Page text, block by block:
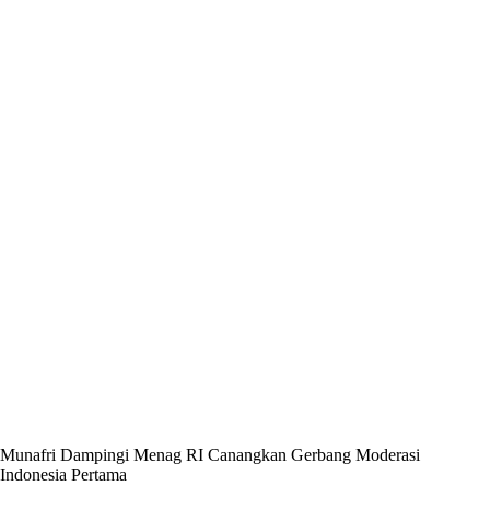
Munafri Dampingi Menag RI Canangkan Gerbang Moderasi
Indonesia Pertama